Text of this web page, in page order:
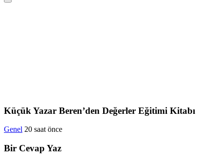
Küçük Yazar Beren’den Değerler Eğitimi Kitabı
Genel 20 saat önce
Bir Cevap Yaz